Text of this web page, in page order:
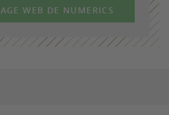
WEB DE NUMERICS